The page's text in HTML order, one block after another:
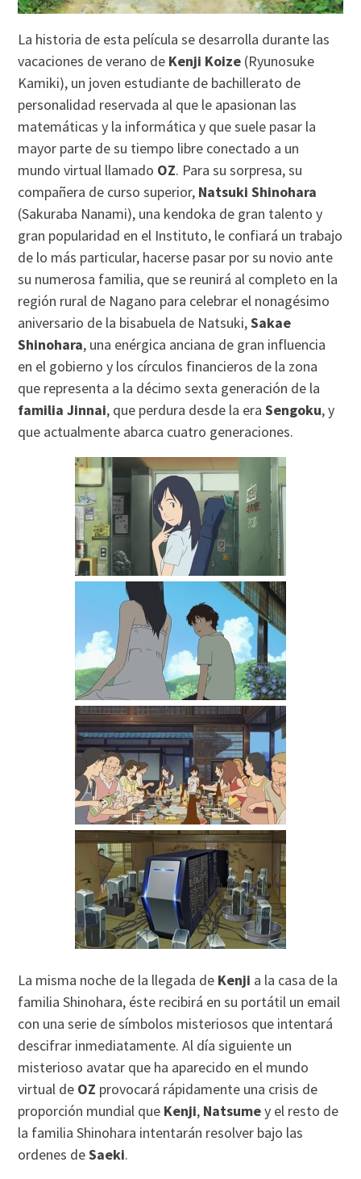
La historia de esta película se desarrolla durante las
vacaciones de verano de Kenji Koize (Ryunosuke
Kamiki), un joven estudiante de bachillerato de
personalidad reservada al que le apasionan las
matemáticas y la informática y que suele pasar la
mayor parte de su tiempo libre conectado a un
mundo virtual llamado OZ. Para su sorpresa, su
compañera de curso superior, Natsuki Shinohara
(Sakuraba Nanami), una kendoka de gran talento y
gran popularidad en el Instituto, le confiará un trabajo
de lo más particular, hacerse pasar por su novio ante
su numerosa familia, que se reunirá al completo en la
región rural de Nagano para celebrar el nonagésimo
aniversario de la bisabuela de Natsuki,Sakae
Shinohara, una enérgica anciana de gran influencia
en el gobierno y los círculos financieros de la zona
que representa a la décimo sexta generación de la
familia Jinnai, que perdura desde la eraSengoku, y
que actualmente abarca cuatro generaciones.
La misma noche de la llegada de Kenji a la casa de la
familia Shinohara, éste recibirá en su portátil un email
con una serie de símbolos misteriosos que intentará
descifrar inmediatamente. Al día siguiente un
misterioso avatar que ha aparecido en el mundo
virtual de OZ provocará rápidamente una crisis de
proporción mundial que Kenji, Natsumey el resto de
la familia Shinohara intentarán resolver bajo las
ordenes deSaeki.